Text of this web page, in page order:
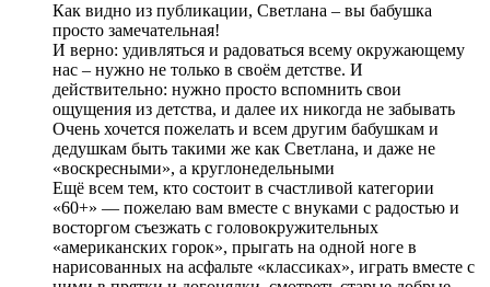
Как видно из публикации, Светлана – вы бабушка
просто замечательная!
И верно: удивляться и радоваться всему окружающему
нас – нужно не только в своём детстве. И
действительно: нужно просто вспомнить свои
ощущения из детства, и далее их никогда не забывать
Очень хочется пожелать и всем другим бабушкам и
дедушкам быть такими же как Светлана, и даже не
«воскресными», а круглонедельными
Ещё всем тем, кто состоит в счастливой категории
«60+» — пожелаю вам вместе с внуками с радостью и
восторгом съезжать с головокружительных
«американских горок», прыгать на одной ноге в
нарисованных на асфальте «классиках», играть вместе с